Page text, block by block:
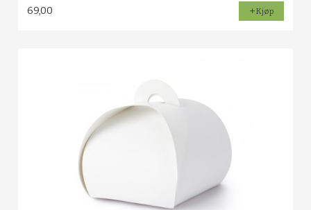
69,00 Kjøp